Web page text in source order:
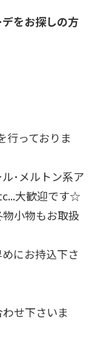
をお探しの方
行っておりま
･メルトン系ア
大歓迎です☆
小物もお取扱
にお持込下さ
せ下さいま